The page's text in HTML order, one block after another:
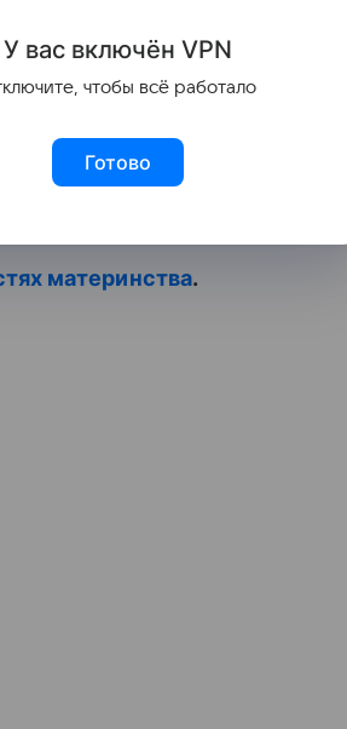
в первом браке актрисы
у Климовой растет
материнства.
У вас включён VPN
чтобы всё работало
Готово